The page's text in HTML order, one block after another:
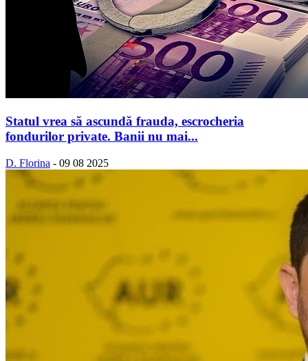
Statul vrea să ascundă frauda, escrocheria
fondurilor private. Banii nu mai...
D. Florina - 09 08 2025